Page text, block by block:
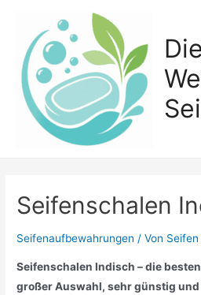
springen
Seifenschalen
Seifenaufbewahrungen / Von
Seifenschalen Indisch – die
großer Auswahl, sehr günstig